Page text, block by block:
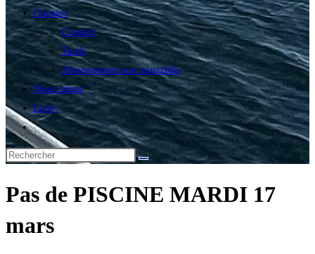
Contact
Contact
Tarifs
Abonnement aux actualités
Nous situer
Liens
Toggle
website
search
Pas de PISCINE MARDI 17
mars